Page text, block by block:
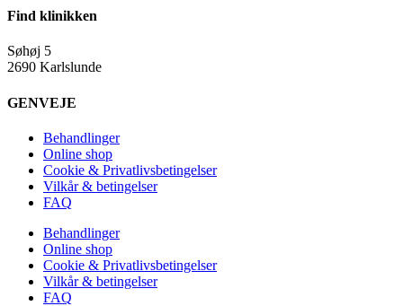
Find klinikken
Søhøj 5
2690 Karlslunde
GENVEJE
Behandlinger
Online shop
Cookie & Privatlivsbetingelser
Vilkår & betingelser
FAQ
Behandlinger
Online shop
Cookie & Privatlivsbetingelser
Vilkår & betingelser
FAQ